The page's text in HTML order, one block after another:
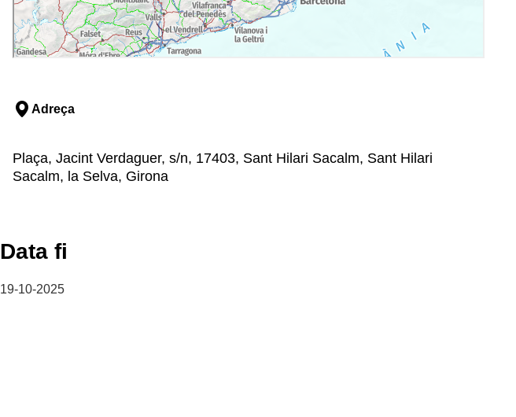
Adreça
Plaça, Jacint Verdaguer, s/n, 17403, Sant Hilari Sacalm, Sant Hilari
Sacalm, la Selva, Girona
Data fi
19-10-2025